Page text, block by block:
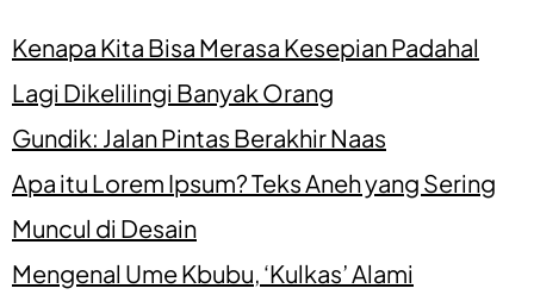
Kenapa Kita Bisa Merasa Kesepian Padahal
Lagi Dikelilingi Banyak Orang
Gundik: Jalan Pintas Berakhir Naas
Apa itu Lorem Ipsum? Teks Aneh yang Sering
Muncul di Desain
Mengenal Ume Kbubu, ‘Kulkas’ Alami